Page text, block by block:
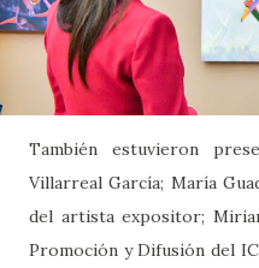
También estuvieron
Villarreal García; María
del artista expositor;
Promoción y Difusión del